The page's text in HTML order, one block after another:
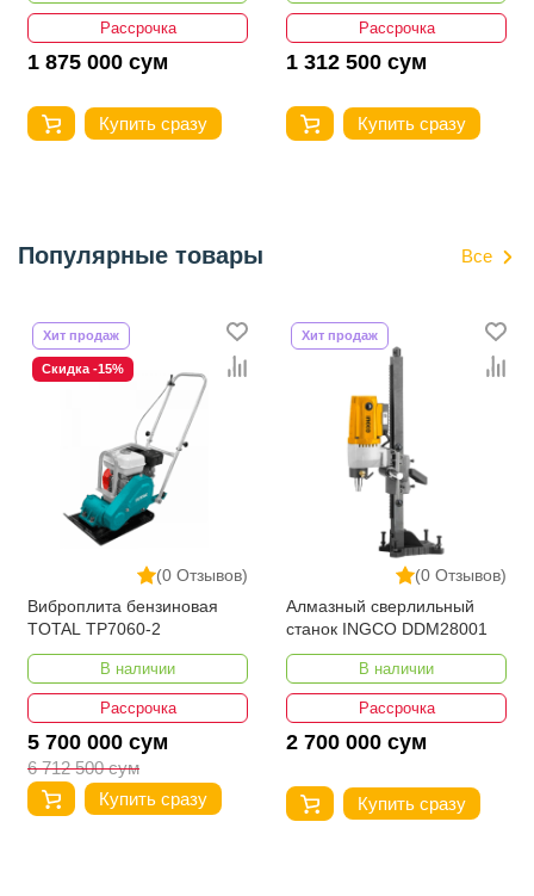
Рассрочка
1 875 000 сум
Купить сразу
Рассрочка
1 312 500 сум
Купить сразу
Популярные товары Все
(0 Отзывов)
Хит продаж
Скидка -15%
Виброплита бензиновая
TOTAL TP7060-2
В наличии
Рассрочка
5 700 000 сум
6 712 500 сум
Купить сразу
(0 Отзывов)
Хит продаж
Алмазный сверлильный
станок INGCO DDM28001
В наличии
Рассрочка
2 700 000 сум
Купить сразу